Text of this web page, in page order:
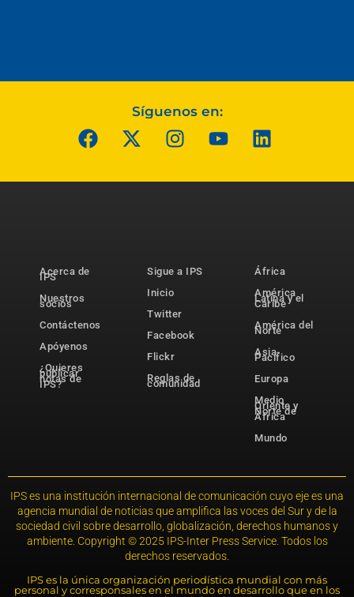
Síguenos en:
Acerca de
IPS
Nuestros
socios
Contáctenos
Apóyenos
¿Quieres
publicar
notas de
IPS?
Sigue a IPS
Inicio
Twitter
Facebook
Flickr
Reglas de
comunidad
África
América
Latina y el
Caribe
América del
Norte
Asia-
Pacífico
Europa
Medio
Oriente y
Norte de
África
Mundo
IPS es una institución internacional de comunicación cuyo eje es una
agencia mundial de noticias que amplifica las voces del Sur y de la
sociedad civil sobre desarrollo, globalización, derechos humanos y
ambiente. Copyright © 2025 IPS-Inter Press Service. Todos los
derechos reservados.
IPS es la única organización periodística mundial con más
personal y corresponsales en el mundo en desarrollo que en los